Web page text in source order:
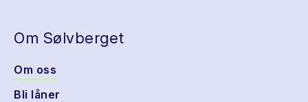
Om Sølvberget
Om oss
Bli låner